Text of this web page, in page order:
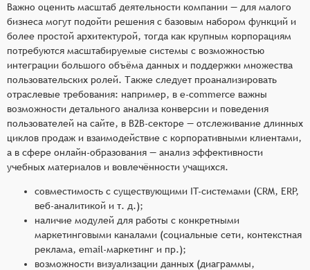
Важно оценить масштаб деятельности компании — для малого
бизнеса могут подойти решения с базовым набором функций и
более простой архитектурой, тогда как крупным корпорациям
потребуются масштабируемые системы с возможностью
интеграции большого объёма данных и поддержки множества
пользовательских ролей. Также следует проанализировать
отраслевые требования: например, в e-commerce важны
возможности детального анализа конверсии и поведения
пользователей на сайте, в B2B-секторе — отслеживание длинных
циклов продаж и взаимодействие с корпоративными клиентами,
а в сфере онлайн-образования — анализ эффективности
учебных материалов и вовлечённости учащихся.
совместимость с существующими IT-системами (CRM, ERP,
веб-аналитикой и т. д.);
наличие модулей для работы с конкретными
маркетинговыми каналами (социальные сети, контекстная
реклама, email-маркетинг и пр.);
возможности визуализации данных (диаграммы,